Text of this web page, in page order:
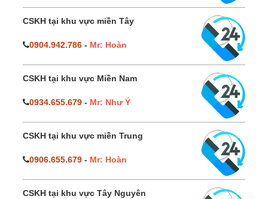
CSKH tại khu vực miền Tây
0904.942.786 - Mr: Hoàn
CSKH tại khu vực Miền Nam
0934.655.679 - Mr: Như Ý
CSKH tại khu vực miền Trung
0906.655.679 - Mr: Hoàn
CSKH tại khu vực Tây Nguyên